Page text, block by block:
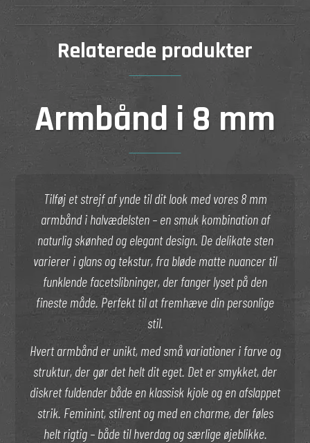
Relaterede produkter
Armbånd i 8 mm
Tilføj et strejf af ynde til dit look med vores 8 mm
armbånd i halvædelsten – en smuk kombination af
naturlig skønhed og elegant design. De delikate sten
varierer i glans og tekstur, fra bløde matte nuancer til
funklende facetslibninger, der fanger lyset på den
fineste måde. Perfekt til at fremhæve din personlige
stil.
Hvert armbånd er unikt, med små variationer i farve og
struktur, der gør det helt dit eget. Det er smykket, der
diskret fuldender både en klassisk kjole og en afslappet
strik. Feminint, stilrent og med en charme, der føles
helt rigtig – både til hverdag og særlige øjeblikke.